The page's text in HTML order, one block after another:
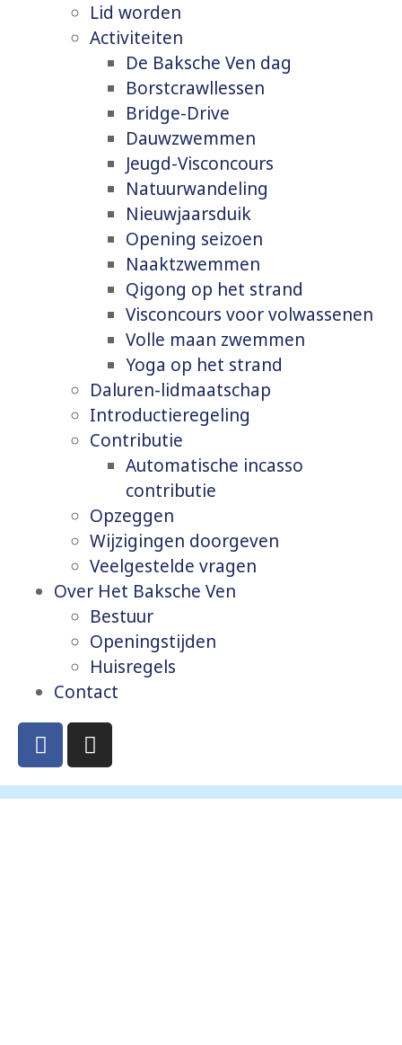
Lid worden
Activiteiten
De Baksche Ven dag
Borstcrawllessen
Bridge-Drive
Dauwzwemmen
Jeugd-Visconcours
Natuurwandeling
Nieuwjaarsduik
Opening seizoen
Naaktzwemmen
Qigong op het strand
Visconcours voor volwassenen
Volle maan zwemmen
Yoga op het strand
Daluren-lidmaatschap
Introductieregeling
Contributie
Automatische incasso
contributie
Opzeggen
Wijzigingen doorgeven
Veelgestelde vragen
Over Het Baksche Ven
Bestuur
Openingstijden
Huisregels
Contact